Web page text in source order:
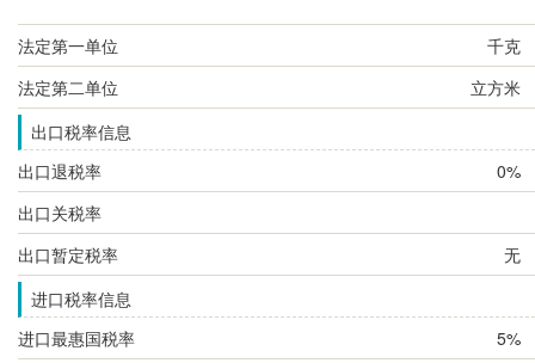
法定第一单位
千克
法定第二单位
立方米
出口税率信息
出口退税率
0%
出口关税率
出口暂定税率
无
进口税率信息
进口最惠国税率
5%